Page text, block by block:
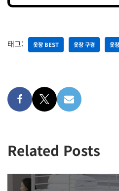
태그: 옷장 BEST 옷장 구경 옷
Related Posts